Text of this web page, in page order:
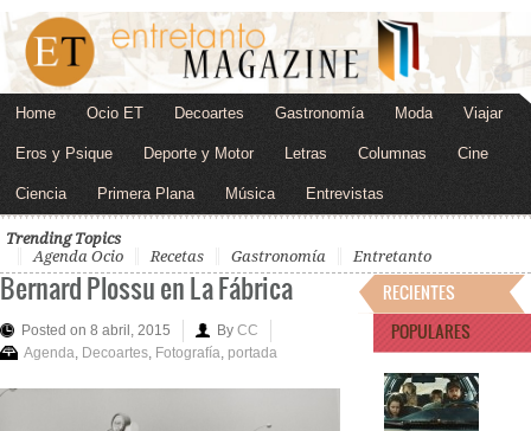
Home Ocio ET Decoartes Gastronomía Moda Viajar
Eros y Psique Deporte y Motor Letras Columnas Cine
Ciencia Primera Plana Música Entrevistas
Trending Topics
Agenda Ocio
Recetas Gastronomía Entretanto
Bernard Plossu en La Fábrica
Posted on 8 abril, 2015 By CC
Agenda Decoartes Fotografía portada
RECIENTES
POPULARES